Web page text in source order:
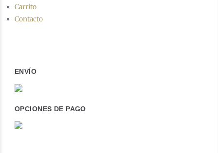
Carrito
Contacto
ENVÍO
OPCIONES DE PAGO